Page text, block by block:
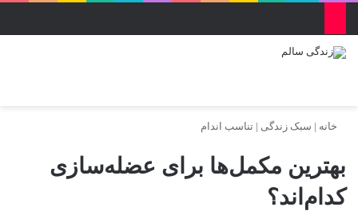
خانه | سبک زندگی | تناسب اندام
بهترین مکمل‌ها برای عضله‌سازی
کدام‌اند؟